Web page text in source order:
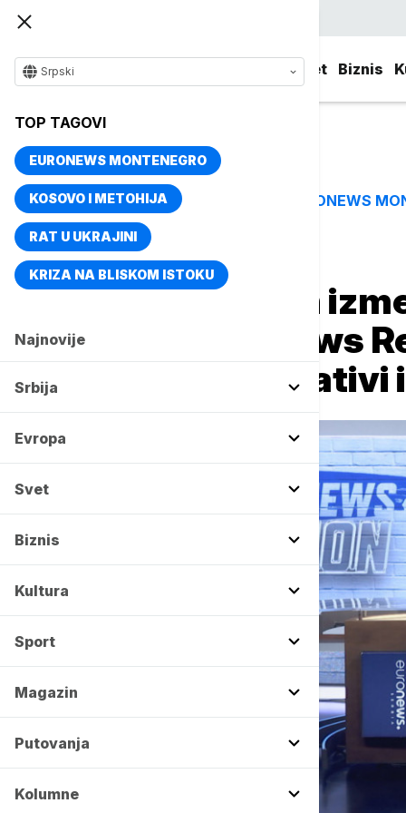
Svet Biznis
Srpski
TOP TAGOVI
EURONEWS MONTENEGRO
KOSOVO I METOHIJA
RAT U UKRAJINI
KRIZA NA BLISKOM ISTOKU
Najnovije
Srbija
Evropa
Svet
Biznis
Kultura
Sport
Magazin
Putovanja
Kolumne
TOP TAGOVI EURONEWS
Naslovna Evropa
Zapadni Balkan
Emisija Euronews
nemačkoj inicijativi